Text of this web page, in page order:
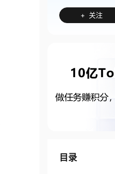
+ 关注
目录